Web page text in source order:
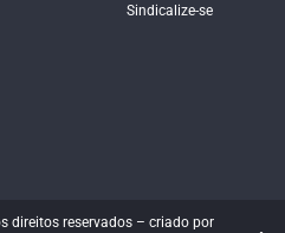
Sindicalize-se
direitos reservados – criado por